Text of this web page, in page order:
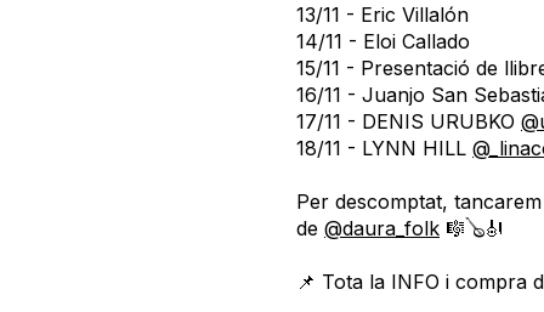
13/11 - Eric Villalón
14/11 - Eloi Callado
15/11 - Presentació de
16/11 - Juanjo San
17/11 - DENIS URUBKO
18/11 - LYNN HILL
Per descomptat,
de @daura_folk 🎼🪕🎻
📌 Tota la INFO i compra